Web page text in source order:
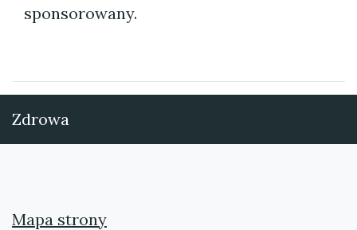
sponsorowany.
Zdrowa
Mapa strony